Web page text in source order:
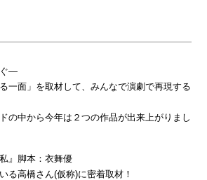
ぐ―
一面」を取材して、みんなで演劇で再現する
の中から今年は２つの作品が出来上がりまし
』脚本：衣舞優
る高橋さん(仮称)に密着取材！